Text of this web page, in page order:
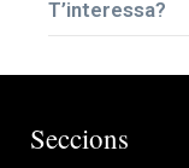
T’interessa?
Seccions